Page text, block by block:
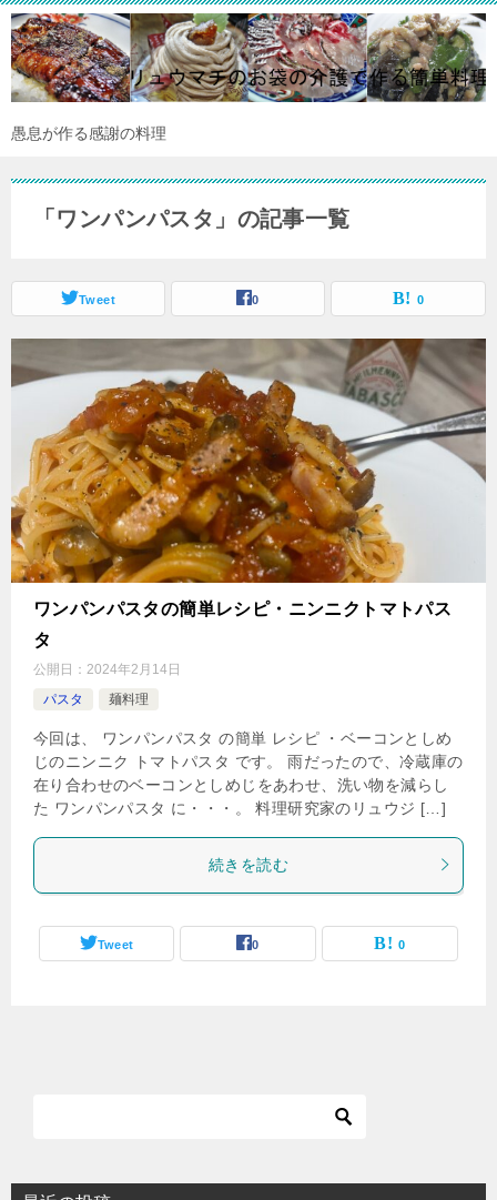
愚息が作る感謝の料理
「ワンパンパスタ」の記事一覧
Tweet 0 0
ワンパンパスタの簡単レシピ・ニンニクトマトパス
タ
公開日： 2024年2月14日
パスタ
麺料理
今回は、 ワンパンパスタ の簡単 レシピ ・ベーコンとしめ
じのニンニク トマトパスタ です。 雨だったので、冷蔵庫の
在り合わせのベーコンとしめじをあわせ、洗い物を減らし
た ワンパンパスタ に・・・。 料理研究家のリュウジ […]
続きを読む
Tweet 0 0